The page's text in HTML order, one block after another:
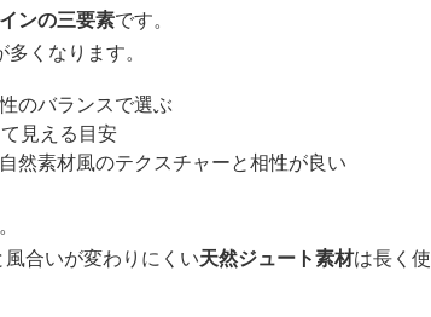
ンの三要素です。
くなります。
のバランスで選ぶ
見える目安
然素材風のテクスチャーと相性が良い
合いが変わりにくい天然ジュート素材は長く使